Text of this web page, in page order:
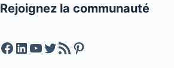
Rejoignez la communauté
Facebook
LinkedIn
YouTube
Twitter
Feed RSSPinterest